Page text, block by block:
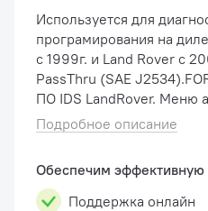
Используется для
програмирования на
с 1999г. и Land Rover с
PassThru (SAE
ПО IDS LandRover. Меню
русском языке. Функции: Считывание
/cтирание кодов
Подробное описание
Обеспечим эффективную
Поддержка онлайн